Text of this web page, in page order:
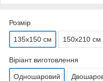
Розмір
135х150 см 150х210 см
Віріант виготовлення
Одношаровий